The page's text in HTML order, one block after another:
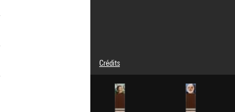
Crédits
Légende : Détail de l'installation, panneau 01
© Adagp, Paris